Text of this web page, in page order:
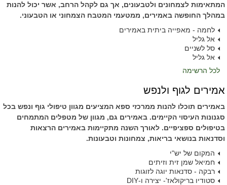
המתאימות לצמחונים ולטבעונים, אך גם לקהל הרחב, אשר יכול להנות
במהלך החופשה באמירים, ממטעמי המטבח הצמחוני או הטבעוני.
לחמה - מאפייה ביתית באמירים
אל גליל
סל לשניים
אל גליל
לכל הרשימה
אמירים לגוף ולנפש
באמירים תוכלו להנות ממרכזי ספא המציעים מגוון טיפולי גוף ונפש בכל
סגנונות העיסוי הקיימים. באמירים גם, מגוון של מטפלים המתמחים
בטיפולים ספציפיים. לאורך השנה מתקיימות באמירים הרצאות
וסדנאות בנושאי בריאות, צמחונות וטבעונות.
המקום של יש"י
חמיאל שמן זית וזיתים
רבקה - סדנאות יוגה לזוגות
סטודיו בריקולאז'- יצירה ו-DIY